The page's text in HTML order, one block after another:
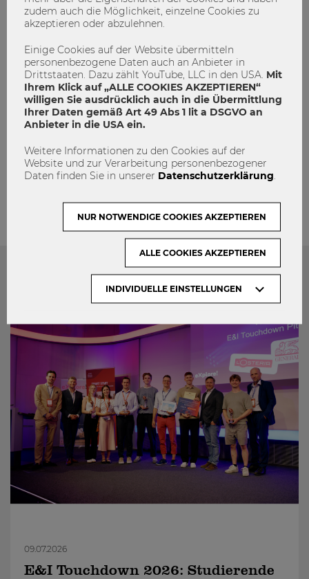
admin
Das könnte dich auch Interessieren
09.07.2026
E&I Touchdown 2026: Studierende
zudem auch die Möglichkeit, einzelne Cookies zu
akzeptieren oder abzulehnen.
Einige Cookies auf der Website übermitteln
personenbezogene Daten auch an Anbieter in
Drittstaaten. Dazu zählt YouTube, LLC in den USA. Mit
Ihrem Klick auf „ALLE COOKIES AKZEPTIEREN“
willigen Sie ausdrücklich auch in die Übermittlung
Ihrer Daten gemäß Art 49 Abs 1 lit a DSGVO an
Anbieter in die USA ein.
Weitere Informationen zu den Cookies auf der
Website und zur Verarbeitung personenbezogener
Daten finden Sie in unserer Datenschutzerklärung
INDIVIDUELLE EINSTELLUNGEN
NUR NOTWENDIGE COOKIES AKZEPTIEREN
ALLE COOKIES AKZEPTIEREN